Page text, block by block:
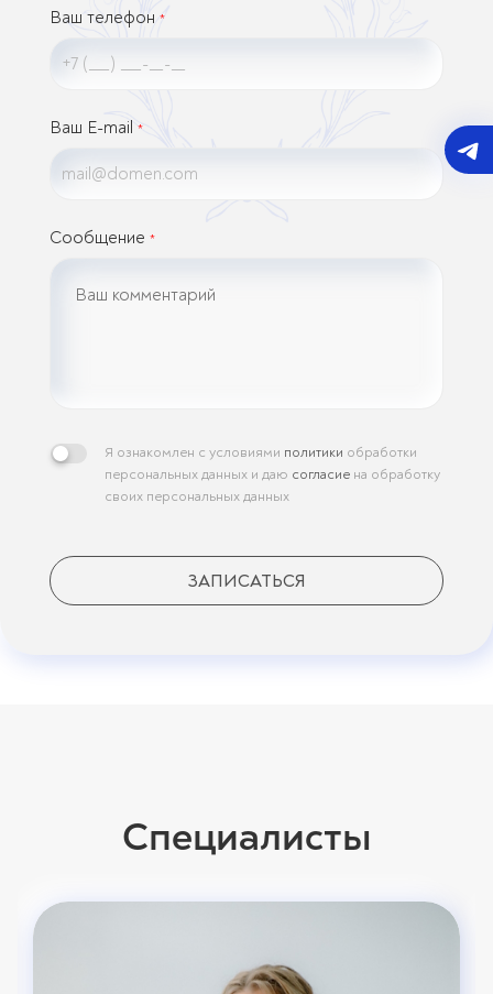
Ваш телефон *
Ваш E-mail *
Сообщение *
Я ознакомлен с условиями политики обработки
персональных данных и даю согласие на обработку
своих персональных данных
ЗАПИСАТЬСЯ
Специалисты